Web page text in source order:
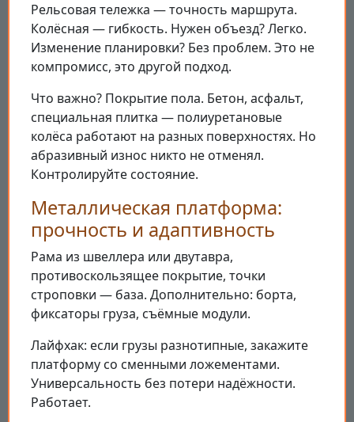
Рельсовая тележка — точность маршрута.
Колёсная — гибкость. Нужен объезд? Легко.
Изменение планировки? Без проблем. Это не
компромисс, это другой подход.
Что важно? Покрытие пола. Бетон, асфальт,
специальная плитка — полиуретановые
колёса работают на разных поверхностях. Но
абразивный износ никто не отменял.
Контролируйте состояние.
Металлическая платформа:
прочность и адаптивность
Рама из швеллера или двутавра,
противоскользящее покрытие, точки
строповки — база. Дополнительно: борта,
фиксаторы груза, съёмные модули.
Лайфхак: если грузы разнотипные, закажите
платформу со сменными ложементами.
Универсальность без потери надёжности.
Работает.